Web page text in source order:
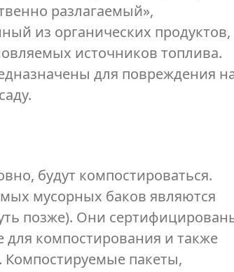
разлагаемый»,
из органических продуктов,
источников топлива.
для повреждения
будут компостироваться.
мусорных баков являются
позже). Они
для компостирования и также
Компостируемые пакеты,